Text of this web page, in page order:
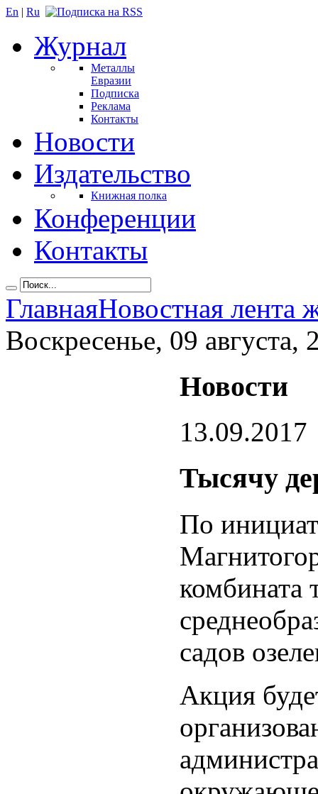
En | Ru
Журнал
Металлы
Евразии
Подписка
Реклама
Контакты
Новости
Издательство
Книжная полка
Конференции
Контакты
ГлавнаяНовостная лента
Воскресенье, 09 августа,
Новости
13.09.2017
Тысячу
По
комбината
садов
Акция